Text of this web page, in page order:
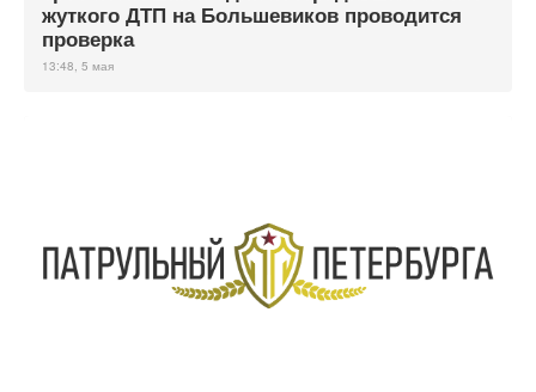
жуткого ДТП на Большевиков проводится
проверка
13:48, 5 мая